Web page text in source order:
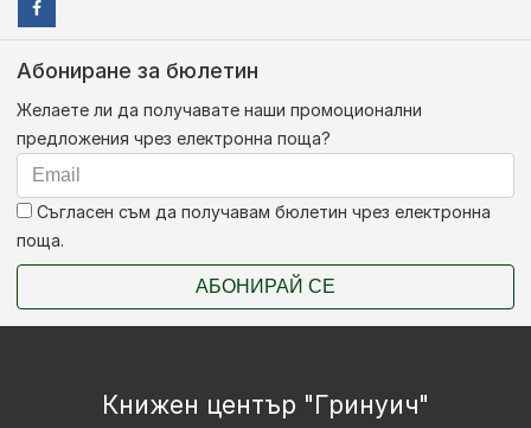
Абониране за бюлетин
Желаете ли да получавате наши промоционални
предложения чрез електронна поща?
Съгласен съм да получавам бюлетин чрез електронна
поща.
АБОНИРАЙ СЕ
Книжен център "Гринуич"